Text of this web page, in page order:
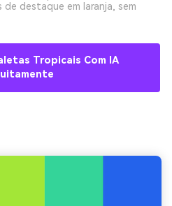
destaque em laranja, sem
Tropicais Com IA